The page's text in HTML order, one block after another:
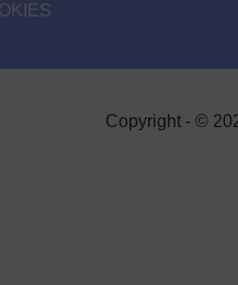
Copyright - ©